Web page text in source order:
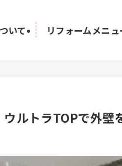
いて リフォームメニュ
ルトラTOPで外壁